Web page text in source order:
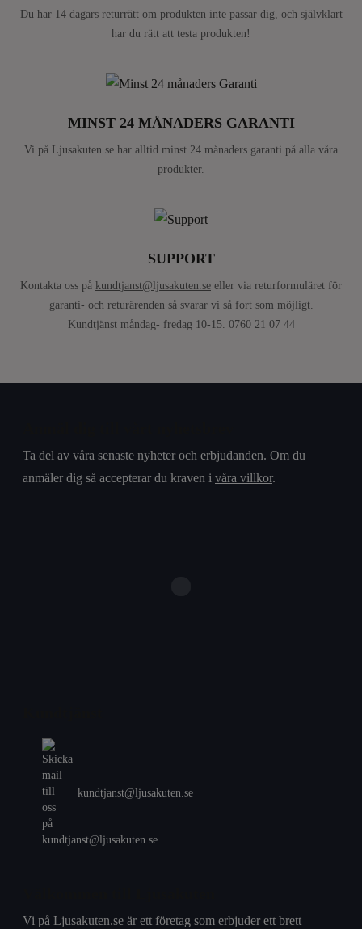
Du har 14 dagars returrätt om produkten inte passar dig, och självklart
har du rätt att testa produkten!
MINST 24 MÅNADERS GARANTI
Vi på Ljusakuten.se har alltid minst 24 månaders garanti på alla våra
produkter.
SUPPORT
Kontakta oss på kundtjanst@ljusakuten.se eller via returformuläret för
garanti- och returärenden så svarar vi så fort som möjligt.
Kundtjänst måndag- fredag 10-15. 0760 21 07 44
Ta del av våra senaste nyheter och erbjudanden. Om du
anmäler dig så accepterar du kraven i våra villkor.
kundtjanst@ljusakuten.se
Vi på Ljusakuten.se är ett företag som erbjuder ett brett